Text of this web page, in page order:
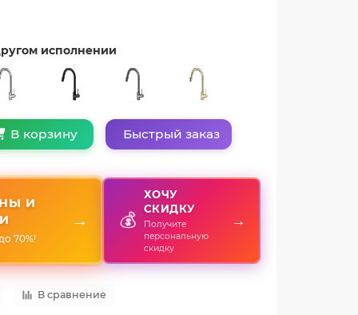
исполнении
В корзину Быстрый заказ
И
70%!
→ 💰
ХОЧУ
СКИДКУ
Получите
персональную
скидку
→
В сравнение